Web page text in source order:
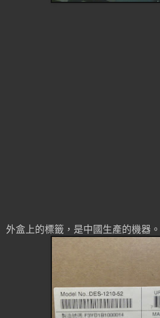
外盒上的標籤，是中國生產的機器。